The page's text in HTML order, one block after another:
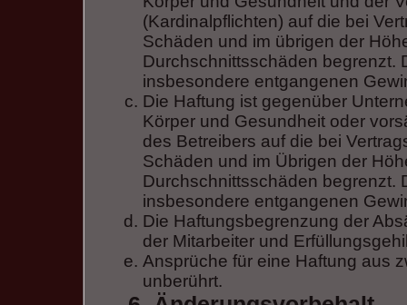
(Kardinalpflichten) auf die bei
Schäden und im übrigen der
Durchschnittsschäden begrenzt.
insbesondere entgangenen
Die Haftung ist gegenüber
Körper und Gesundheit oder
des Betreibers auf die bei
Schäden und im Übrigen der
Durchschnittsschäden begrenzt.
insbesondere entgangenen
Die Haftungsbegrenzung der
der Mitarbeiter und
Ansprüche für eine Haftung aus
unberührt.